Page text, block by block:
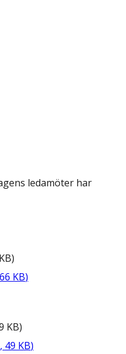
ledamöter har
KB)
66 KB)
KB)
, 49 KB)